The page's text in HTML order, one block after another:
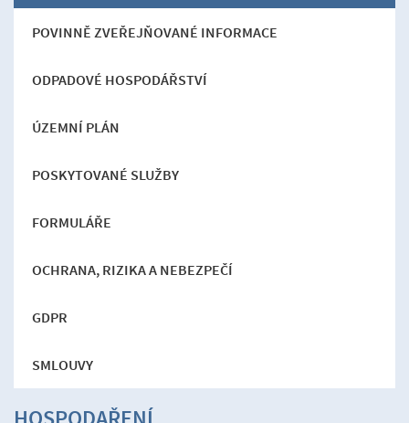
POVINNĚ ZVEŘEJŇOVANÉ INFORMACE
ODPADOVÉ HOSPODÁŘSTVÍ
ÚZEMNÍ PLÁN
POSKYTOVANÉ SLUŽBY
FORMULÁŘE
OCHRANA, RIZIKA A NEBEZPEČÍ
GDPR
SMLOUVY